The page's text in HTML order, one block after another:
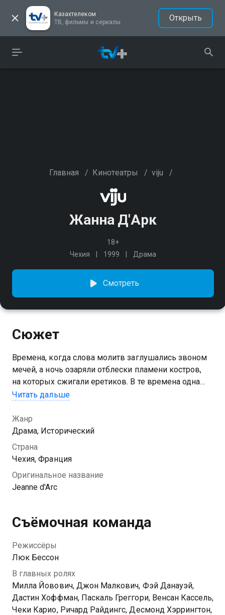
Казахтелеком
ТВ, фильмы и сериалы
Открыть
Главная / Кинотеатры / viju /
Жанна Д'Арк
18+
Чехия
1999 Драма
Смотреть
Сюжет
Времена, когда слова молитв заглушались звоном
мечей, а ночь озаряли отблески пламени костров,
на которых сжигали еретиков. В те времена одна
французская девушка решает, что именно она
больше людей.
Читать дальше
Жанр
Драма, Исторический
Страна
Чехия, Франция
Оригинальное название
Jeanne d'Arc
Съёмочная команда
Режиссёры
Люк Бессон
В главных ролях
Милла Йовович, Джон Малкович, Фэй Данауэй,
Дастин Хоффман, Паскаль Греггори, Венсан Кассель,
Чеки Карио, Ричард Райдингс, Десмонд Хэррингтон,